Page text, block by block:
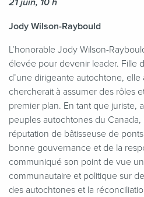
21 juin, 10 h
Jody Wilson-Raybould
L’honorable Jody Wilson-
élevée pour devenir leader. Fille
d’une dirigeante autochtone, elle
chercherait à assumer des rôles
premier plan. En tant que juriste,
peuples autochtones du Canada,
réputation de bâtisseuse de
bonne gouvernance et de la
communiqué son point de vue
communautaire et politique sur
des autochtones et la